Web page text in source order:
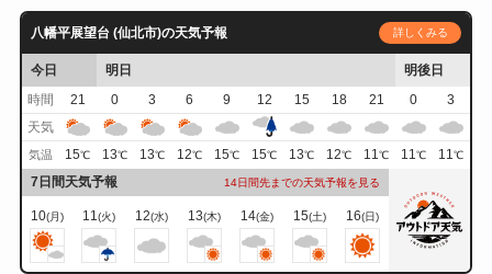
八幡平展望台 (仙北市)の天気予報 詳しくみる
今日 明日
明後日
時間
21 0 3 6 9 12 15 18 21 0
3
天気
気温 15℃ 13℃ 13℃ 12℃ 15℃ 15℃ 13℃ 12℃ 11℃ 11℃ 11℃
7日間天気予報 14日間先までの天気予報を見る
10(月) 11(火) 12(水) 13(木) 14(金) 15(土) 16(日)